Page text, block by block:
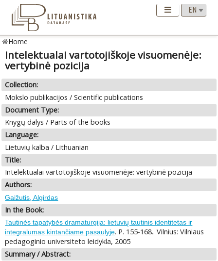
Home
Intelektualai vartotojiškoje visuomenėje:
vertybinė pozicija
Collection:
Mokslo publikacijos / Scientific publications
Document Type:
Knygų dalys / Parts of the books
Language:
Lietuvių kalba / Lithuanian
Title:
Intelektualai vartotojiškoje visuomenėje: vertybinė pozicija
Authors:
Gaižutis, Algirdas
In the Book:
Tautinės tapatybės dramaturgija: lietuvių tautinis identitetas ir
integralumas kintančiame pasaulyje. P. 155-168.. Vilnius: Vilniaus
pedagoginio universiteto leidykla, 2005
Summary / Abstract: